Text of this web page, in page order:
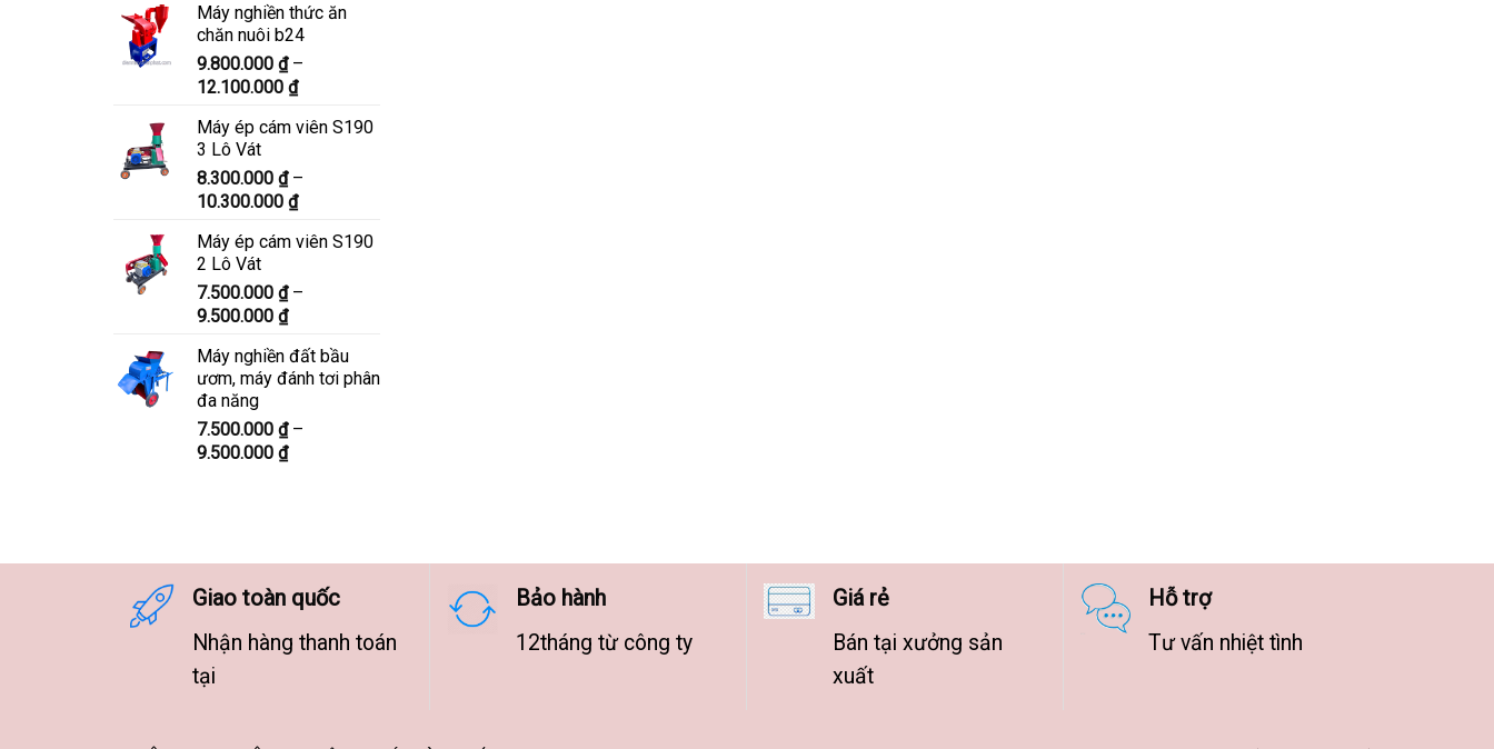
từ
5.900.000 ₫
đến
7.600.000 ₫
Máy nghiền thức ăn
chăn nuôi b24
9.800.000 ₫ –
12.100.000 ₫Khoảng
từ
đến
12.100.000 ₫
Máy ép cám viên S190
3 Lô Vát
8.300.000 ₫ –
10.300.000 ₫Khoảng
từ
đến
Máy ép cám viên S190
2 Lô Vát
7.500.000 ₫ –
9.500.000 ₫Khoảng
từ
7.500.000 ₫
9.500.000 ₫
Máy nghiền đất bầu
ươm, máy đánh tơi phân
đa năng
7.500.000 ₫ –
9.500.000 ₫Khoảng
9.500.000 ₫
Giao toàn quốc
Nhận hàng thanh toán
tại
Bảo hành
12tháng từ công ty
Giá rẻ
Bán tại xưởng sản
xuất
Hỗ trợ
Tư vấn nhiệt tình